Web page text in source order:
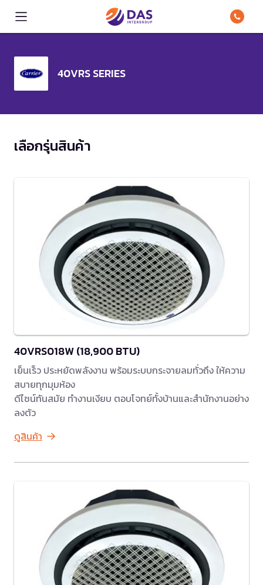
40VRS SERIES
เลือกรุ่นสินค้า
40VRS018W (18,900 BTU)
เย็นเร็ว ประหยัดพลังงาน พร้อมระบบกระจายลมทั่วถึง ให้ความ
สบายทุกมุมห้อง
ดีไซน์ทันสมัย ทำงานเงียบ ตอบโจทย์ทั้งบ้านและสำนักงานอย่าง
ลงตัว
ดูสินค้า